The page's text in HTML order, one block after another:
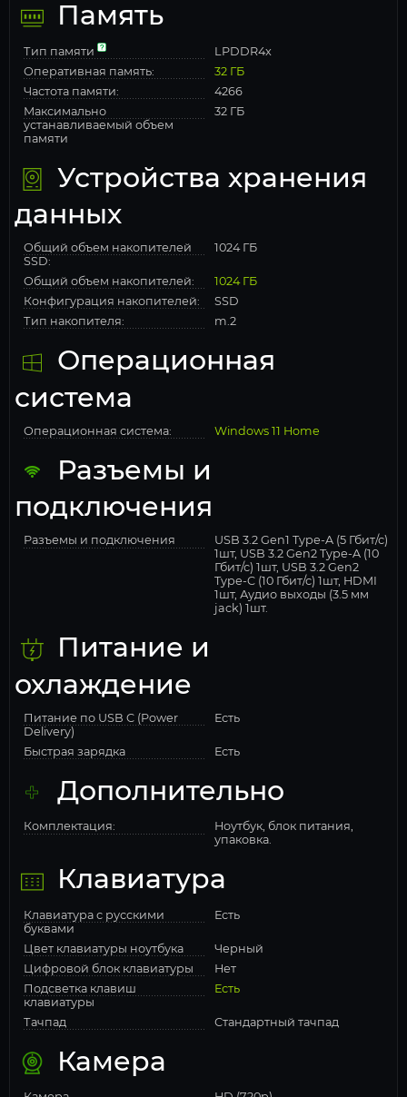
Память
Тип памяти
LPDDR4x
Оперативная память:
32 ГБ
Частота памяти:
4266
Максимально
устанавливаемый объем
памяти
32 ГБ
Устройства хранения
данных
Общий объем накопителей
SSD:
1024 ГБ
Общий объем накопителей:
1024 ГБ
Конфигурация накопителей:
SSD
Тип накопителя:
m.2
Операционная
система
Операционная система: Windows 11 Home
Разъемы и
подключения
Разъемы и подключения
USB 3.2 Gen1 Type-A (5 Гбит/с)
1шт, USB 3.2 Gen2 Type-A (10
Гбит/с) 1шт, USB 3.2 Gen2
Type-C (10 Гбит/с) 1шт, HDMI
1шт, Аудио выходы (3.5 мм
jack) 1шт.
Питание и
охлаждение
Питание по USB C (Power
Delivery)
Есть
Быстрая зарядка Есть
Дополнительно
Комплектация:
Ноутбук, блок питания,
упаковка.
Клавиатура
Клавиатура с русскими
буквами
Есть
Цвет клавиатуры ноутбука
Черный
Цифровой блок клавиатуры
Нет
Подсветка клавиш
клавиатуры
Есть
Тачпад Стандартный тачпад
Камера